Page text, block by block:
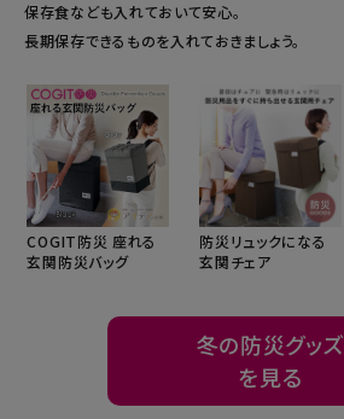
保存食なども入れておいて安心。
長期保存できるものを入れておきましょう。
COGIT防災 座れる
玄関防災バッグ
防災リュックになる
玄関チェア
冬の防災グッズ
を見る